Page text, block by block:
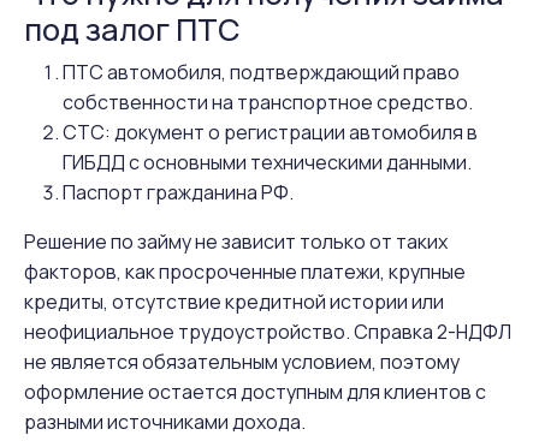
под залог ПТС
ПТС автомобиля, подтверждающий право
собственности на транспортное средство.
СТС: документ о регистрации автомобиля в
ГИБДД с основными техническими данными.
Паспорт гражданина РФ.
Решение по займу не зависит только от таких
факторов, как просроченные платежи, крупные
кредиты, отсутствие кредитной истории или
неофициальное трудоустройство. Справка 2-НДФЛ
не является обязательным условием, поэтому
оформление остается доступным для клиентов с
разными источниками дохода.